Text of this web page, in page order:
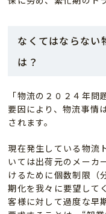
なくてはならない
は？
「物流の２０２４年
要因により、物流事情
されます。
現在発生している物流
いては出荷元のメーカ
けるために個数制限（
期化を我々に要望して
客様に対して過度な早